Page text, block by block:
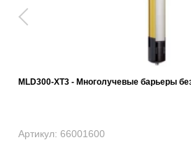
MLD300-XT3 - Многолучевые барьеры
Артикул: 66001600